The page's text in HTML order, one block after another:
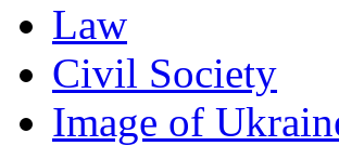
Law
Civil Society
Image of